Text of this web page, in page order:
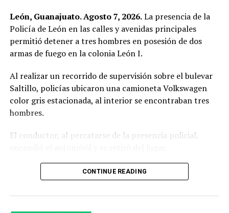
León, Guanajuato. Agosto 7, 2026.La presencia de la
Policía de León en las calles y avenidas principales
permitió detener a tres hombres en posesión de dos
armas de fuego en la colonia León I.
Al realizar un recorrido de supervisión sobre el bulevar
Saltillo, policías ubicaron una camioneta Volkswagen
color gris estacionada, al interior se encontraban tres
hombres.
El conductor, al percatarse de la presencia policial,
Al circular cerca del vehículo, los oficiales observaron a
simple vista botellas de cerveza, por lo que le indicaron
detener la marcha ante una posible falta administrativa;
CONTINUE READING